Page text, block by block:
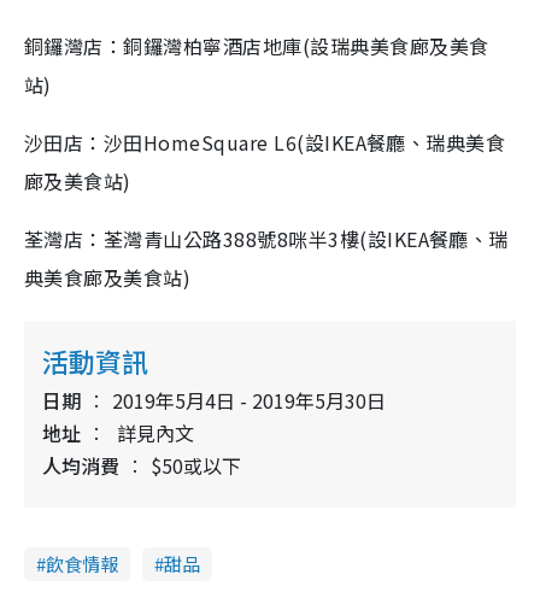
銅鑼灣店：銅鑼灣柏寧酒店地庫(設瑞典美食廊及美食
站)
沙田店：沙田HomeSquare L6(設IKEA餐廳、瑞典美食
廊及美食站)
荃灣店：荃灣青山公路388號8咪半3樓(設IKEA餐廳、瑞
典美食廊及美食站)
活動資訊
日期
2019年5月4日 - 2019年5月30日
地址
詳見內文
人均消費
$50或以下
飲食情報 甜品